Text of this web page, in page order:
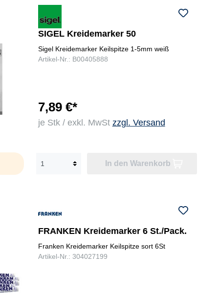
SIGEL Kreidemarker 50
Sigel Kreidemarker Keilspitze 1-5mm weiß
Artikel-Nr.: B00405888
7,89 €*
je Stk / exkl. MwSt zzgl. Versand
In den Warenkorb
FRANKEN Kreidemarker 6 St./Pack.
Franken Kreidemarker Keilspitze sort 6St
Artikel-Nr.: 304027199